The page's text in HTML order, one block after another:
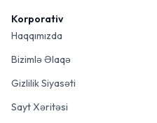
Korporativ
Haqqımızda
Bizimlə Əlaqə
Gizlilik Siyasəti
Sayt Xəritəsi